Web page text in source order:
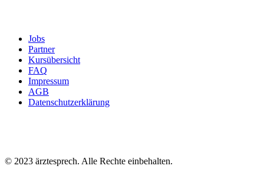
Jobs
Partner
Kursübersicht
FAQ
Impressum
AGB
Datenschutzerklärung
© 2023 ärztesprech. Alle Rechte einbehalten.